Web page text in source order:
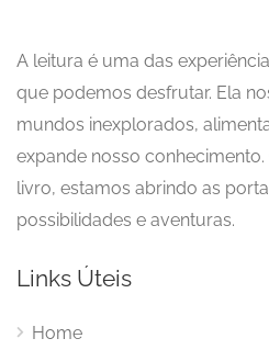
A leitura é uma das
que podemos desfrutar. Ela
mundos inexplorados,
expande nosso
livro, estamos abrindo as
possibilidades e aventuras.
Links Úteis
Home